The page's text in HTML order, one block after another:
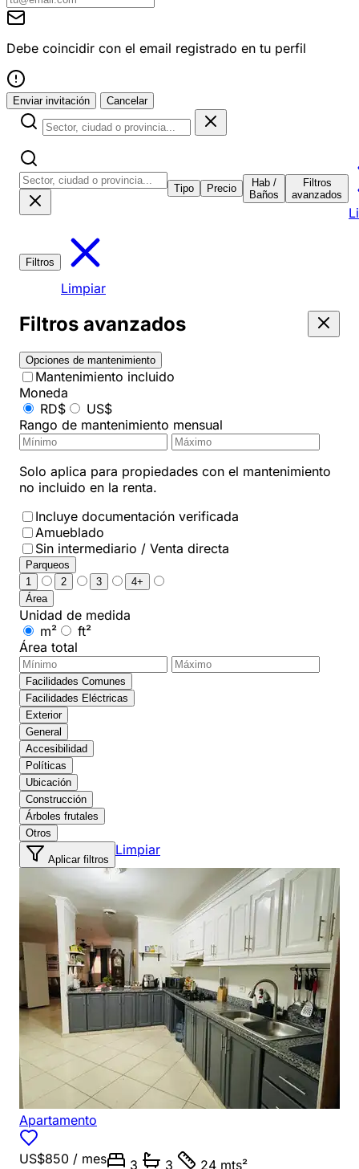
Debe coincidir con el email registrado en tu perfil
Enviar invitación Cancelar
Tipo Precio
Hab /
Baños
Filtros
avanzados
Filtros
Limpiar
Filtros avanzados
Opciones de mantenimiento
Mantenimiento incluido
Moneda
RD$
US$
Rango de mantenimiento mensual
Solo aplica para propiedades con el mantenimiento
no incluido en la renta.
Incluye documentación verificada
Amueblado
Sin intermediario / Venta directa
Parqueos
1
2 3
4+
Área
Unidad de medida
m²
ft²
Área total
Facilidades Comunes
Facilidades Eléctricas
Exterior
General
Accesibilidad
Políticas
Ubicación
Construcción
Árboles frutales
Otros
Aplicar filtros
Limpiar
Apartamento
US$850 / mes 3 3 24 mts²